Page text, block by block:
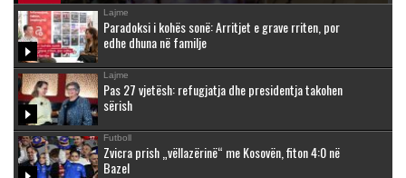
Lajme
Paradoksi i kohës sonë: Arritjet e grave rriten, por
edhe dhuna në familje
Lajme
Pas 27 vjetësh: refugjatja dhe presidentja takohen
sërish
Futboll
Zvicra prish „vëllazërinë“ me Kosovën, fiton 4:0 në
Bazel